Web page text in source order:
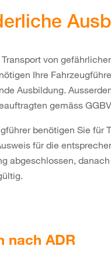
von
Ihre
Ausbildung.
gemäss
benötigen Sie für
für die
abgeschlossen,
nach ADR